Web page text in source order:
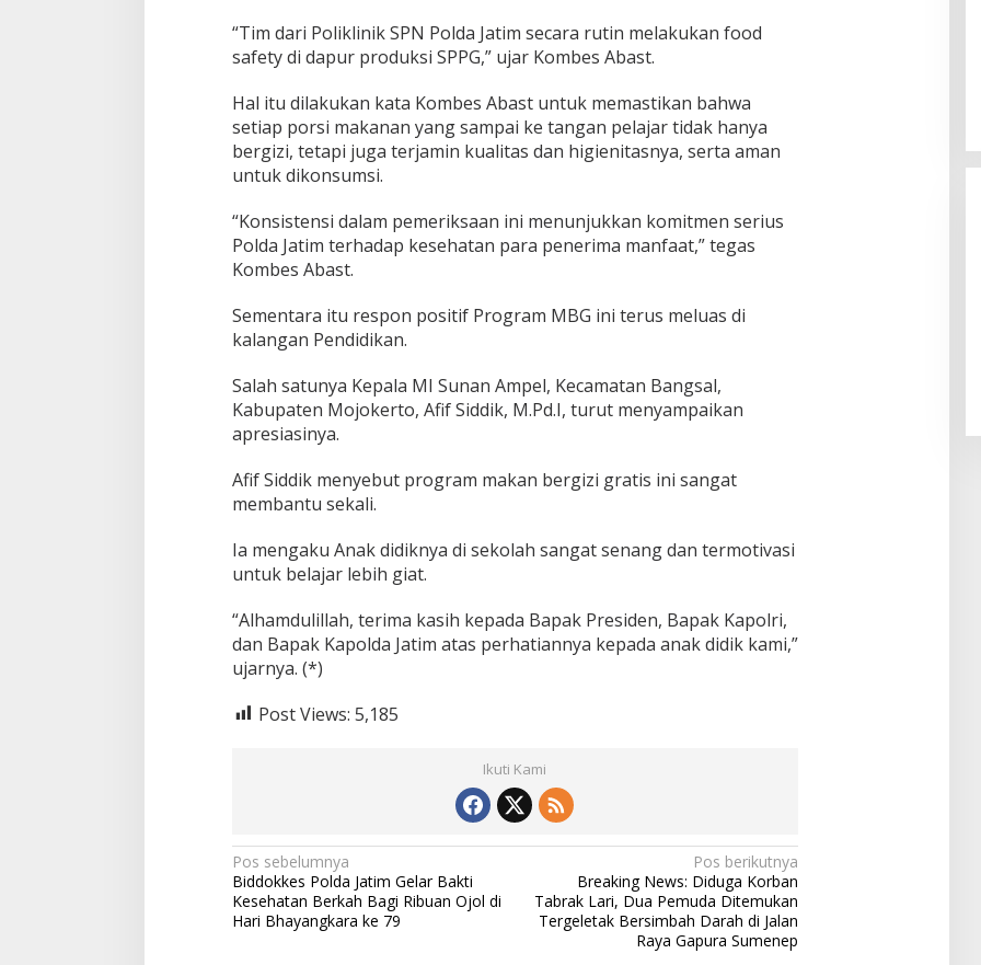
“Tim dari Poliklinik SPN Polda Jatim secara rutin melakukan food
safety di dapur produksi SPPG,” ujar Kombes Abast.
Hal itu dilakukan kata Kombes Abast untuk memastikan bahwa
setiap porsi makanan yang sampai ke tangan pelajar tidak hanya
bergizi, tetapi juga terjamin kualitas dan higienitasnya, serta aman
untuk dikonsumsi.
“Konsistensi dalam pemeriksaan ini menunjukkan komitmen serius
Polda Jatim terhadap kesehatan para penerima manfaat,” tegas
Kombes Abast.
Sementara itu respon positif Program MBG ini terus meluas di
kalangan Pendidikan.
Salah satunya Kepala MI Sunan Ampel, Kecamatan Bangsal,
Kabupaten Mojokerto, Afif Siddik, M.Pd.I, turut menyampaikan
apresiasinya.
Afif Siddik menyebut program makan bergizi gratis ini sangat
membantu sekali.
Ia mengaku Anak didiknya di sekolah sangat senang dan termotivasi
untuk belajar lebih giat.
“Alhamdulillah, terima kasih kepada Bapak Presiden, Bapak Kapolri,
dan Bapak Kapolda Jatim atas perhatiannya kepada anak didik kami,”
ujarnya. (*)
Post Views: 5,185
Ikuti Kami
N
a
v
Pos sebelumnya
Biddokkes Polda Jatim Gelar Bakti
Kesehatan Berkah Bagi Ribuan Ojol di
Hari Bhayangkara ke 79
Pos berikutnya
Breaking News: Diduga Korban
Tabrak Lari, Dua Pemuda Ditemukan
Tergeletak Bersimbah Darah di Jalan
Raya Gapura Sumenep